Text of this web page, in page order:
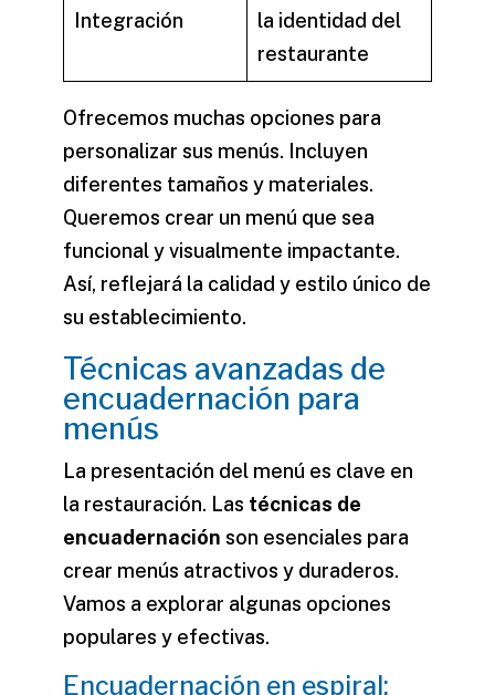
Integración
la identidad del
restaurante
Ofrecemos muchas opciones para
personalizar sus menús. Incluyen
diferentes tamaños y materiales.
Queremos crear un menú que sea
funcional y visualmente impactante.
Así, reflejará la calidad y estilo único de
su establecimiento.
Técnicas avanzadas de
encuadernación para
menús
La presentación del menú es clave en
la restauración. Las técnicas de
encuadernación son esenciales para
crear menús atractivos y duraderos.
Vamos a explorar algunas opciones
populares y efectivas.
Encuadernación en espiral: